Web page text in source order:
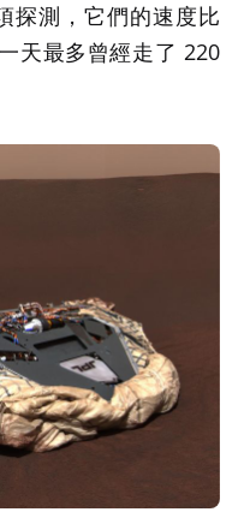
探測，它們的速度比
天最多曾經走了 220